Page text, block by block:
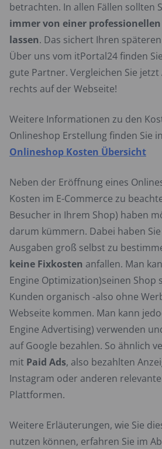
betrachten. In allen Fällen sollten
immer von einer
lassen. Das sichert Ihren späteren
Über uns vom itPortal24 finden
gute Partner. Vergleichen Sie
rechts auf der Webseite!
Weitere Informationen zu den
Onlineshop Erstellung finden Sie
Onlineshop Kosten Übersicht
Neben der Eröffnung eines
Kosten im E-Commerce zu
Besucher in Ihrem Shop) haben
darum kümmern. Dabei haben
Ausgaben groß selbst zu
keine Fixkosten anfallen. Man
Engine Optimization)seinen Shop
Kunden organisch -also ohne
Webseite kommen. Man kann
Engine Advertising) verwenden
auf Google bezahlen. So ähnlich
mit Paid Ads, also bezahlten
Instagram oder anderen
Plattformen.
Weitere Erläuterungen, wie Sie
nutzen können, erfahren Sie im